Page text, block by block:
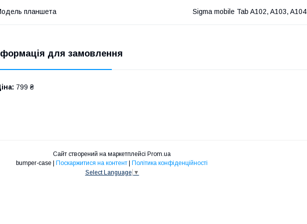
планшета Sigma mobile Tab A102, A103, A104
для замовлення
799 ₴
Сайт створений на маркетплейсі Prom.ua
Поскаржитися на контент
Політика конфіденційності
Select Language ▼